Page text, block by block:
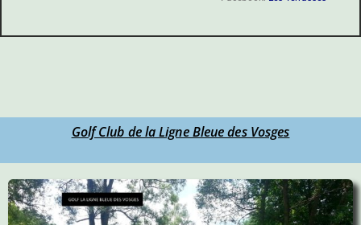
Golf Club de la Ligne Bleue des Vosges